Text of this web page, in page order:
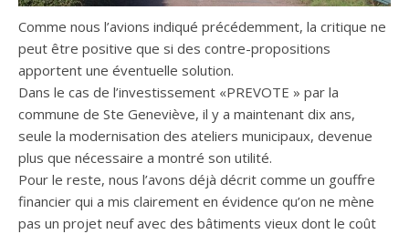
Comme nous l’avions indiqué précédemment, la critique ne
peut être positive que si des contre-propositions
apportent une éventuelle solution.
Dans le cas de l’investissement «PREVOTE » par la
commune de Ste Geneviève, il y a maintenant dix ans,
seule la modernisation des ateliers municipaux, devenue
plus que nécessaire a montré son utilité.
Pour le reste, nous l’avons déjà décrit comme un gouffre
financier qui a mis clairement en évidence qu’on ne mène
pas un projet neuf avec des bâtiments vieux dont le coût